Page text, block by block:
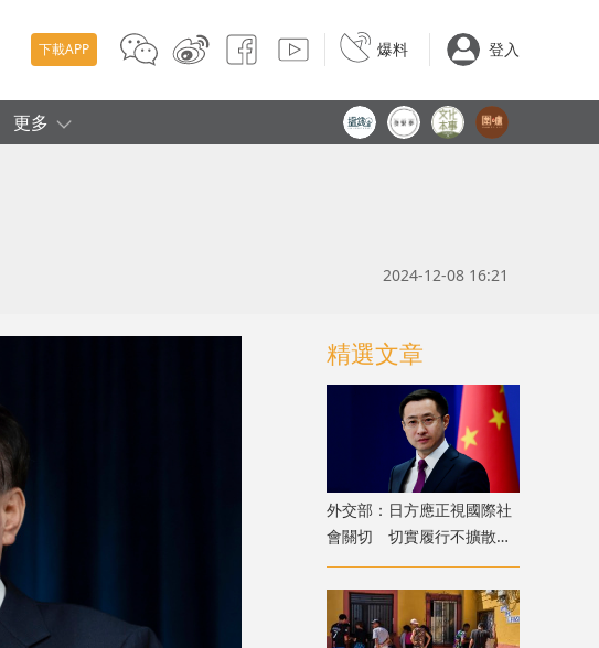
下載APP 爆料 登入
更多
2024-12-08 16:21
精選文章
外交部：日方應正視國際社
會關切 切實履行不擴散核
武器的國際法義務